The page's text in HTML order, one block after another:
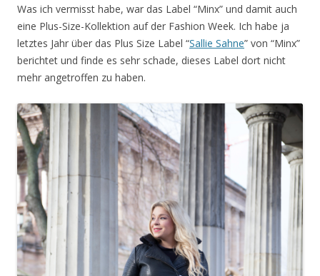
Was ich vermisst habe, war das Label “Minx” und damit auch
eine Plus-Size-Kollektion auf der Fashion Week. Ich habe ja
letztes Jahr über das Plus Size Label “Sallie Sahne” von “Minx”
berichtet und finde es sehr schade, dieses Label dort nicht
mehr angetroffen zu haben.